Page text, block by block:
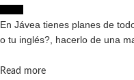
En Jávea tienes planes de
o tu inglés?, hacerlo de una
Read moreDetails